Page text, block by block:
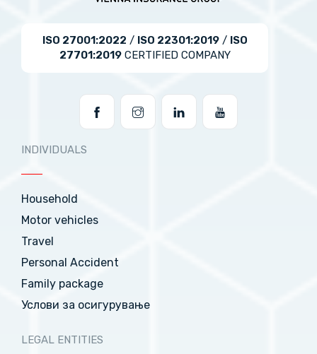
ISO 27001:2022 / ISO 22301:2019/ ISO
27701:2019CERTIFIED COMPANY
INDIVIDUALS
Household
Motor vehicles
Travel
Personal Accident
Family package
Услови за осигурување
LEGAL ENTITIES